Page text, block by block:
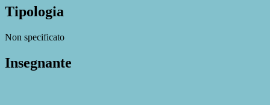
Tipologia
Non specificato
Insegnante